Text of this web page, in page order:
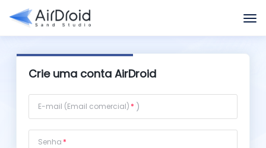
Crie uma conta AirDroid
E-mail (Email comercial)
Senha